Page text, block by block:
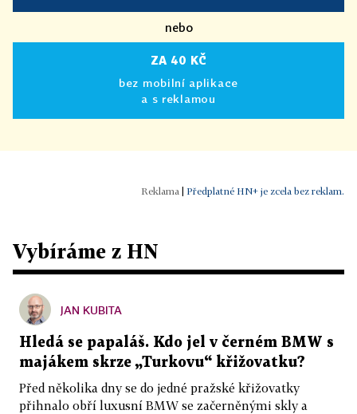
nebo
ZA 40 KČ
bez mobilní aplikace
a s reklamou
| Předplatné HN+ je zcela bez reklam.
Vybíráme z HN
JAN KUBITA
Hledá se papaláš. Kdo jel v černém BMW s
majákem skrze „Turkovu“ křižovatku?
Před několika dny se do jedné pražské křižovatky
přihnalo obří luxusní BMW se začerněnými skly a